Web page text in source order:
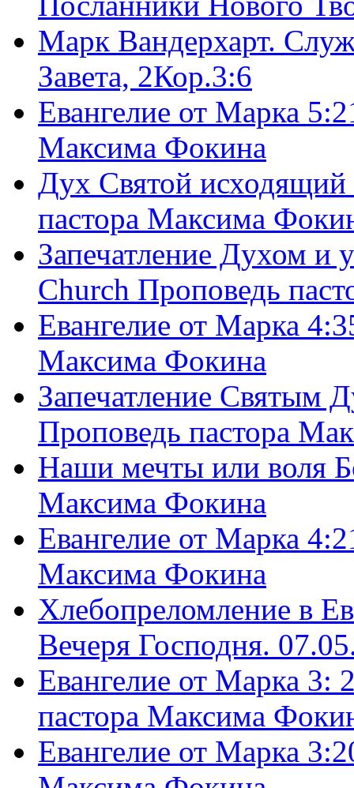
Марк Вандерхарт.
Завета, 2Кор.3:6
Евангелие от Марка
Максима Фокина
Дух Святой
пастора Максима
Запечатление Духом и
Church Проповедь
Евангелие от Марка
Максима Фокина
Запечатление Святым
Проповедь пастора
Наши мечты или воля
Максима Фокина
Евангелие от Марка
Максима Фокина
Хлебопреломление в
Вечеря Господня.
Евангелие от Марка 3:
пастора Максима
Евангелие от Марка